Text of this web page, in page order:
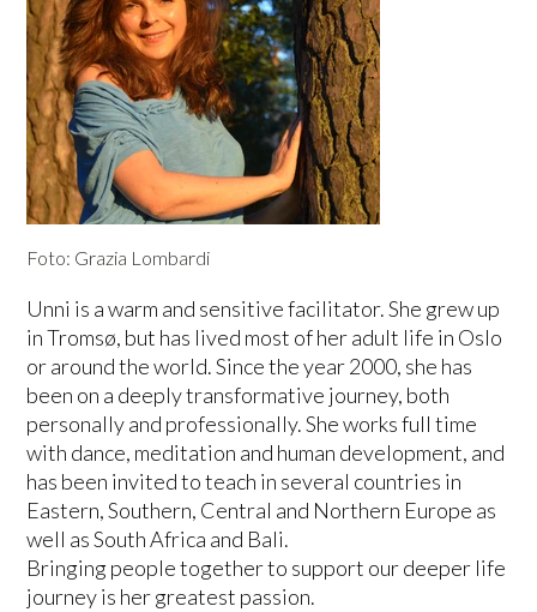
Foto: Grazia Lombardi
Unni is a warm and sensitive facilitator. She grew up
in Tromsø, but has lived most of her adult life in Oslo
or around the world. Since the year 2000, she has
been on a deeply transformative journey, both
personally and professionally. She works full time
with dance, meditation and human development, and
has been invited to teach in several countries in
Eastern, Southern, Central and Northern Europe as
well as South Africa and Bali.
Bringing people together to support our deeper life
journey is her greatest passion.